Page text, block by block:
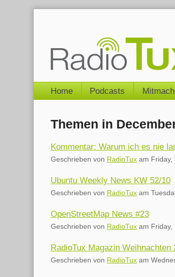
Navigation
Home Podcasts
Themen in
Kommentar: Warum ich es nie
Geschrieben von RadioTuxam
Ubuntu Weekly News KW 52/10
Geschrieben von RadioTuxam
OpenStreetMap News #23
Geschrieben von RadioTuxam Friday,
RadioTux Magazin Weihnachten
Geschrieben von RadioTuxam